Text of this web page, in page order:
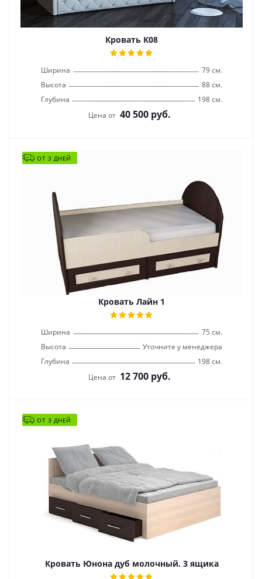
Кровать К08
Ширина
79 см.
Высота
88 см.
Глубина
198 см.
Цена от 40 500 руб.
ОТ 3 ДНЕЙ
Кровать Лайн 1
Ширина
75 см.
Высота
Уточните у менеджера
Глубина
198 см.
Цена от 12 700 руб.
ОТ 3 ДНЕЙ
Кровать Юнона дуб молочный. 3 ящика